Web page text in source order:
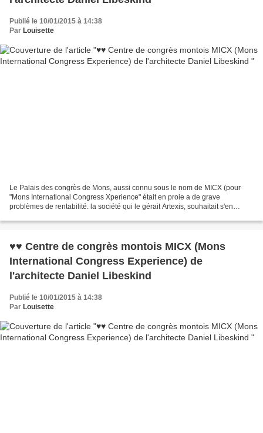
Publié le 10/01/2015 à 14:38
Par Louisette
Le Palais des congrès de Mons, aussi connu sous le nom de MICX (pour
"Mons International Congress Xperience" était en proie a de grave
problèmes de rentabilité. la société qui le gérait Artexis, souhaitait s'en
♥♥ Centre de congrès montois MICX (Mons
International Congress Experience) de
l'architecte Daniel Libeskind
Publié le 10/01/2015 à 14:38
Par Louisette